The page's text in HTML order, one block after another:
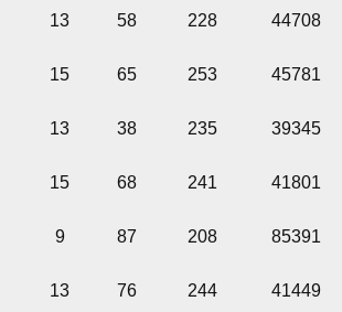
13 58 228 44708
15 65 253 45781
13 38 235 39345
15 68 241 41801
9 87 208 85391
13 76 244 41449